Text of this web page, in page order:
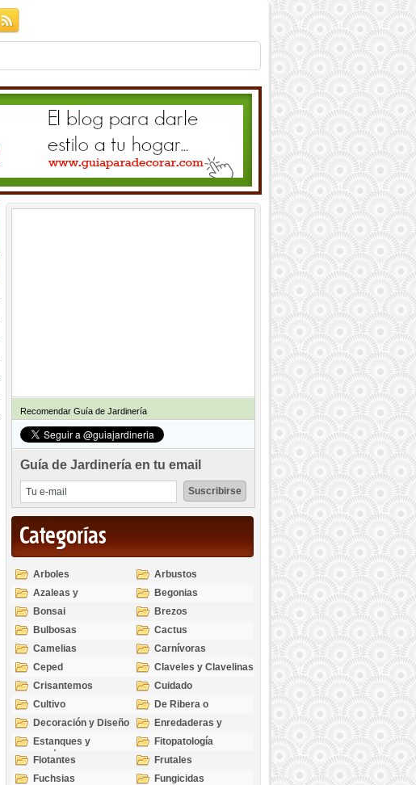
Recomendar Guía de Jardinería
Guía de Jardinería en tu email
Categorías
Arboles
Arbustos
Azaleas y
Rododendros
Begonias
Bonsai
Brezos
Bulbosas
Cactus
Camelias
Carnívoras
Ceped
Claveles y Clavelinas
Crisantemos
Cuidado
Cultivo
De Ribera o
Palustres
Decoración y Diseño
Enredaderas y
cubresuelos
Estanques y
Acuáticas
Fitopatología
Flotantes
Frutales
Fuchsias
Fungicidas